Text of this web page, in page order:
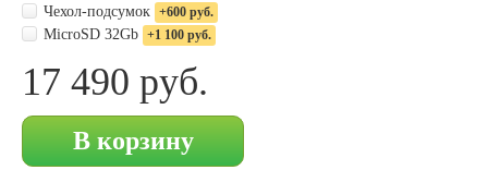
Чехол-подсумок +600 руб.
MicroSD 32Gb +1 100 руб.
17 490 руб.
В корзину